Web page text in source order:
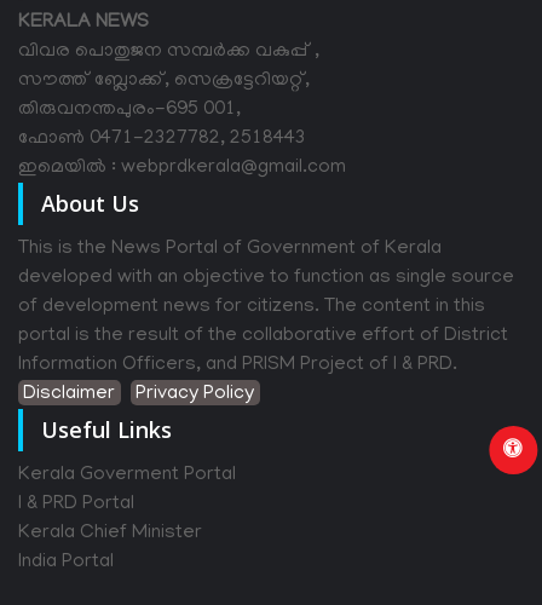
KERALA NEWS
വിവര പൊതുജന സമ്പര്‍ക്ക വകുപ്പ് ,
സൗത്ത് ബ്ലോക്ക്, സെക്രട്ടേറിയറ്റ്,
തിരുവനന്തപുരം-695 001,
ഫോൺ 0471-2327782, 2518443
ഇമെയിൽ : webprdkerala@gmail.com
About Us
This is the News Portal of Government of Kerala
developed with an objective to function as single source
of development news for citizens. The content in this
portal is the result of the collaborative effort of District
Information Officers, and PRISM Project of I & PRD.
Disclaimer
Privacy Policy
Useful Links
Kerala Goverment Portal
I & PRD Portal
Kerala Chief Minister
India Portal